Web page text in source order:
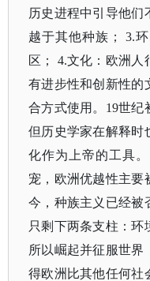
历史进程中引导他们
越于其他种族； 3.
区； 4.文化：欧洲
有进步性和创新性的
合方式使用。19世纪
但历史学家在解释时
化作为上帝的工具
宠，欧洲优越性主要
今，种族主义已经被
只剩下两条支柱：环
所以崛起并征服世界
得欧洲比其他任何社